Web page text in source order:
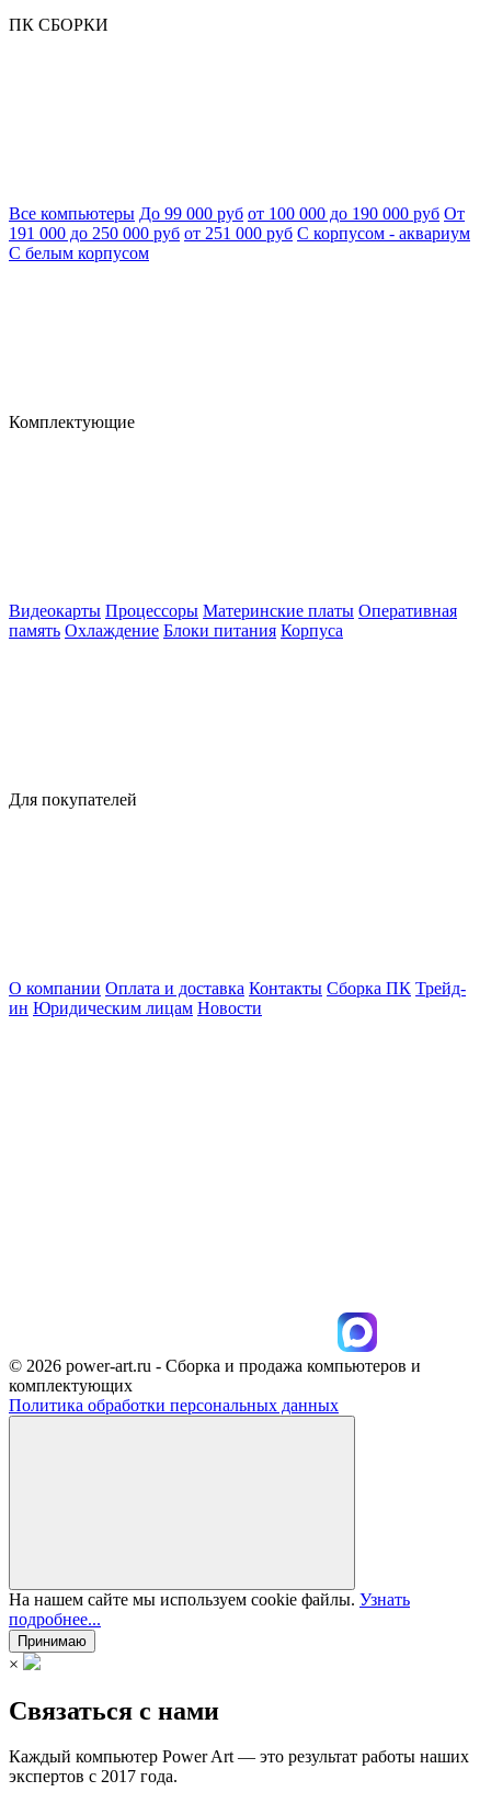
ПК СБОРКИ
Все компьютеры До 99 000 руб от 100 000 до 190 000 руб От
191 000 до 250 000 руб от 251 000 руб С корпусом - аквариум
С белым корпусом
Комплектующие
Видеокарты Процессоры Материнские платы Оперативная
память Охлаждение Блоки питания Корпуса
Для покупателей
О компании Оплата и доставка Контакты Сборка ПК Трейд-
ин Юридическим лицам Новости
© 2026 power-art.ru - Сборка и продажа компьютеров и
комплектующих
Политика обработки персональных данных
На нашем сайте мы используем cookie файлы. Узнать
подробнее...
Принимаю
×
Связаться с нами
Каждый компьютер Power Art — это результат работы наших
экспертов с 2017 года.